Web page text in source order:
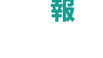
報